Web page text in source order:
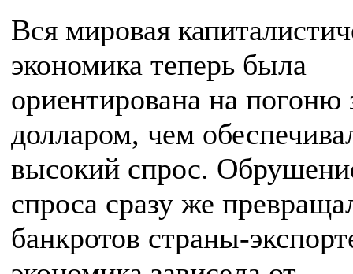
Вся мировая
экономика теперь была
ориентирована на погоню
долларом, чем
высокий спрос.
спроса сразу же
банкротов страны-